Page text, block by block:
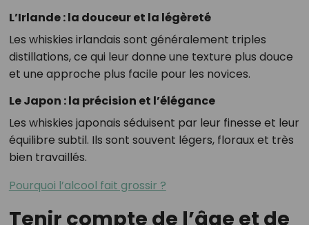
L’Irlande : la douceur et la légèreté
Les whiskies irlandais sont généralement triples
distillations, ce qui leur donne une texture plus douce
et une approche plus facile pour les novices.
Le Japon : la précision et l’élégance
Les whiskies japonais séduisent par leur finesse et leur
équilibre subtil. Ils sont souvent légers, floraux et très
bien travaillés.
Pourquoi l’alcool fait grossir ?
Tenir compte de l’âge et de